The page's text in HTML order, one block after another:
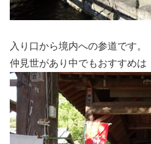
入り口から境内への参道です。
仲見世があり中でもおすすめは